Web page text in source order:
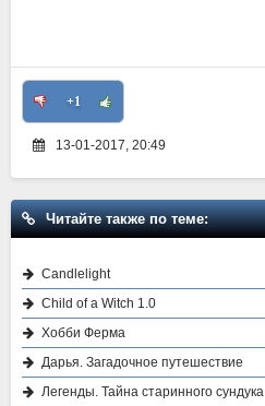
+1
13-01-2017, 20:49
Читайте также по теме:
Candlelight
Child of a Witch 1.0
Хобби Ферма
Дарья. Загадочное путешествие
Легенды. Тайна старинного сундука